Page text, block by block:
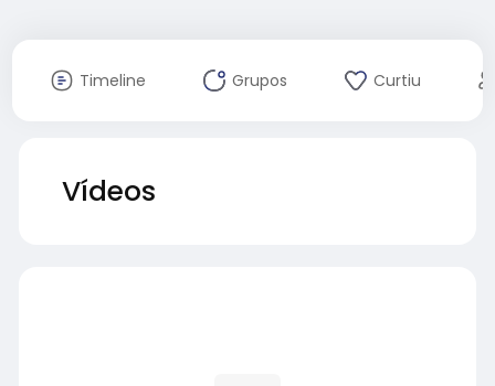
Timeline Grupos Curtiu
Vídeos